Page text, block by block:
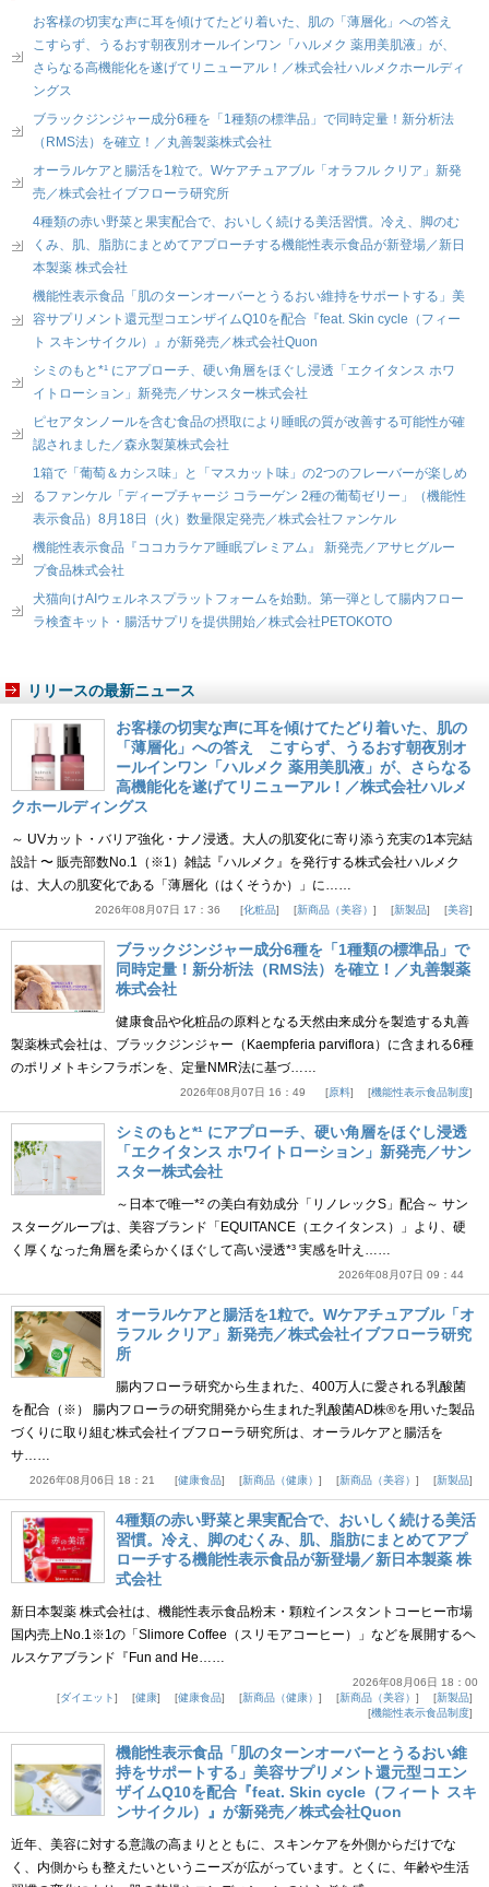
お客様の切実な声に耳を傾けてたどり着いた、肌の「薄層化」への答え
こすらず、うるおす朝夜別オールインワン「ハルメク 薬用美肌液」が、
さらなる高機能化を遂げてリニューアル！／株式会社ハルメクホールディ
ングス
ブラックジンジャー成分6種を「1種類の標準品」で同時定量！新分析法
（RMS法）を確立！／丸善製薬株式会社
オーラルケアと腸活を1粒で。Wケアチュアブル「オラフル クリア」新発
売／株式会社イブフローラ研究所
4種類の赤い野菜と果実配合で、おいしく続ける美活習慣。冷え、脚のむ
くみ、肌、脂肪にまとめてアプローチする機能性表示食品が新登場／新日
本製薬 株式会社
機能性表示食品「肌のターンオーバーとうるおい維持をサポートする」美
容サプリメント還元型コエンザイムQ10を配合『feat. Skin cycle（フィー
ト スキンサイクル）』が新発売／株式会社Quon
シミのもと*¹ にアプローチ、硬い角層をほぐし浸透「エクイタンス ホワ
イトローション」新発売／サンスター株式会社
ピセアタンノールを含む食品の摂取により睡眠の質が改善する可能性が確
認されました／森永製菓株式会社
1箱で「葡萄＆カシス味」と「マスカット味」の2つのフレーバーが楽しめ
るファンケル「ディープチャージ コラーゲン 2種の葡萄ゼリー」（機能性
表示食品）8月18日（火）数量限定発売／株式会社ファンケル
機能性表示食品『ココカラケア睡眠プレミアム』 新発売／アサヒグルー
プ食品株式会社
犬猫向けAIウェルネスプラットフォームを始動。第一弾として腸内フロー
ラ検査キット・腸活サプリを提供開始／株式会社PETOKOTO
リリースの最新ニュース
お客様の切実な声に耳を傾けてたどり着いた、肌の
「薄層化」への答え こすらず、うるおす朝夜別オ
ールインワン「ハルメク 薬用美肌液」が、さらなる
高機能化を遂げてリニューアル！／株式会社ハルメ
クホールディングス
～ UVカット・バリア強化・ナノ浸透。大人の肌変化に寄り添う充実の1本完結
設計 〜 販売部数No.1（※1）雑誌『ハルメク』を発行する株式会社ハルメク
は、大人の肌変化である「薄層化（はくそうか）」に……
2026年08月07日 17：36 化粧品 新商品（美容） 新製品 美容
ブラックジンジャー成分6種を「1種類の標準品」で
同時定量！新分析法（RMS法）を確立！／丸善製薬
株式会社
健康食品や化粧品の原料となる天然由来成分を製造する丸善
製薬株式会社は、ブラックジンジャー（Kaempferia parviflora）に含まれる6種
のポリメトキシフラボンを、定量NMR法に基づ……
2026年08月07日 16：49 原料 機能性表示食品制度
シミのもと*¹ にアプローチ、硬い角層をほぐし浸透
「エクイタンス ホワイトローション」新発売／サン
スター株式会社
～日本で唯一*² の美白有効成分「リノレックS」配合～ サン
スターグループは、美容ブランド「EQUITANCE（エクイタンス）」より、硬
く厚くなった角層を柔らかくほぐして高い浸透*³ 実感を叶え……
2026年08月07日 09：44
オーラルケアと腸活を1粒で。Wケアチュアブル「オ
ラフル クリア」新発売／株式会社イブフローラ研究
所
腸内フローラ研究から生まれた、400万人に愛される乳酸菌
を配合（※） 腸内フローラの研究開発から生まれた乳酸菌AD株®を用いた製品
づくりに取り組む株式会社イブフローラ研究所は、オーラルケアと腸活を
サ……
2026年08月06日 18：21 健康食品 新商品（健康） 新商品（美容） 新製品
4種類の赤い野菜と果実配合で、おいしく続ける美活
習慣。冷え、脚のむくみ、肌、脂肪にまとめてアプ
ローチする機能性表示食品が新登場／新日本製薬 株
式会社
新日本製薬 株式会社は、機能性表示食品粉末・顆粒インスタントコーヒー市場
国内売上No.1※1の「Slimore Coffee（スリモアコーヒー）」などを展開するヘ
ルスケアブランド『Fun and He……
2026年08月06日 18：00
ダイエット
健康 健康食品 新商品（健康） 新商品（美容）
新製品
機能性表示食品制度
機能性表示食品「肌のターンオーバーとうるおい維
持をサポートする」美容サプリメント還元型コエン
ザイムQ10を配合『feat. Skin cycle（フィート スキ
ンサイクル）』が新発売／株式会社Quon
近年、美容に対する意識の高まりとともに、スキンケアを外側からだけでな
く、内側からも整えたいというニーズが広がっています。とくに、年齢や生活